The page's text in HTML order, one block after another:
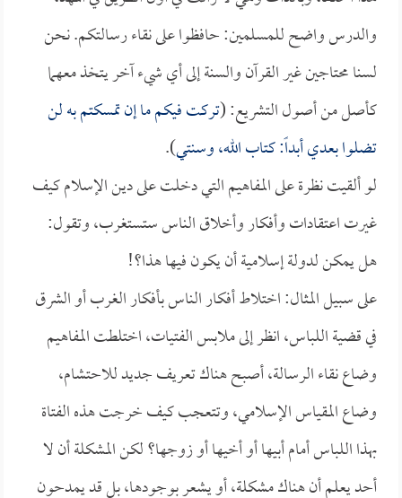
والدرس واضح للمسلمين: حافظوا على نقاء رسالتكم. نحن
لسنا محتاجين غير القرآن والسنة إلى أي شيء آخر يتخذ معهما
كأصل من أصول التشريع: (تركت فيكم ما إن تمسكتم به لن
تضلوا بعدي أبداً: كتاب الله، وسنتي).
لو ألقيت نظرة على المفاهيم التي دخلت على دين الإسلام كيف
غيرت اعتقادات وأفكار وأخلاق الناس ستستغرب، وتقول:
هل يمكن لدولة إسلامية أن يكون فيها هذا؟!
على سبيل المثال: اختلاط أفكار الناس بأفكار الغرب أو الشرق
في قضية اللباس، انظر إلى ملابس الفتيات، اختلطت المفاهيم
وضاع نقاء الرسالة، أصبح هناك تعريف جديد للاحتشام،
وضاع المقياس الإسلامي، وتتعجب كيف خرجت هذه الفتاة
بهذا اللباس أمام أبيها أو أخيها أو زوجها؟ لكن المشكلة أن لا
أحد يعلم أن هناك مشكلة، أو يشعر بوجودها، بل قد يمدحون